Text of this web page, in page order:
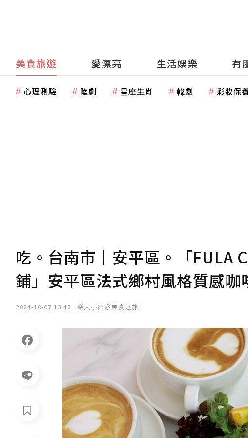
美食旅遊 愛漂亮 生活娛樂 有
心理測驗 陸劇 星座生肖 韓劇 彩妝保
吃。台南市｜安平區。「FULA
鋪」安平區法式鄉村風格質感咖
2024-10-07 13:42 樂天小高＠美食之旅